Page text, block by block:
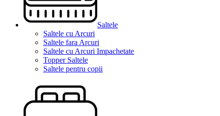
Saltele
Saltele cu Arcuri
Saltele fara Arcuri
Saltele cu Arcuri Impachetate
Topper Saltele
Saltele pentru copii